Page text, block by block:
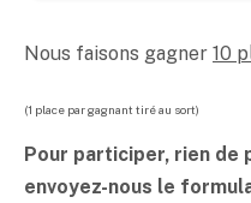
Nous faisons gagner 10
(1 place par gagnant tiré au sort)
Pour participer, rien de
envoyez-nous le